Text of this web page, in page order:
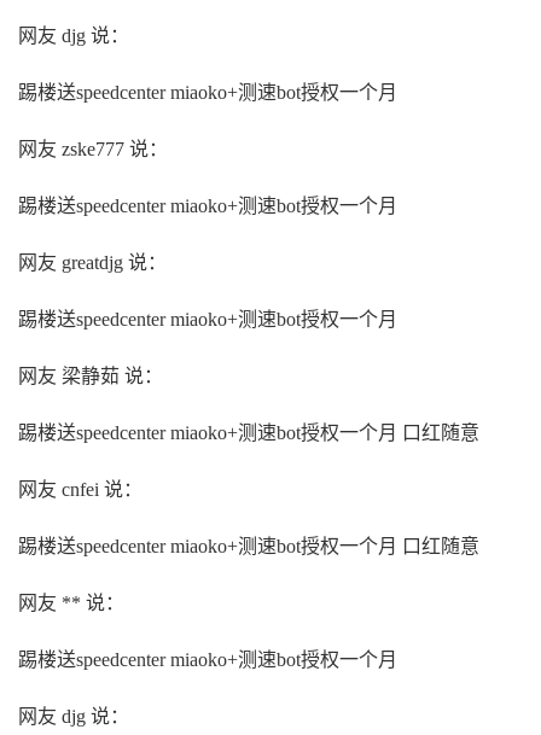
网友 djg 说：
踢楼送speedcenter miaoko+测速bot授权一个月
网友 zske777 说：
踢楼送speedcenter miaoko+测速bot授权一个月
网友 greatdjg 说：
踢楼送speedcenter miaoko+测速bot授权一个月
网友 梁静茹 说：
踢楼送speedcenter miaoko+测速bot授权一个月 口红随意
网友 cnfei 说：
踢楼送speedcenter miaoko+测速bot授权一个月 口红随意
网友 ** 说：
踢楼送speedcenter miaoko+测速bot授权一个月
网友 djg 说：